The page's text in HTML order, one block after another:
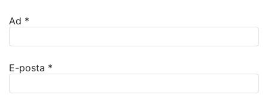
Ad *
E-posta *